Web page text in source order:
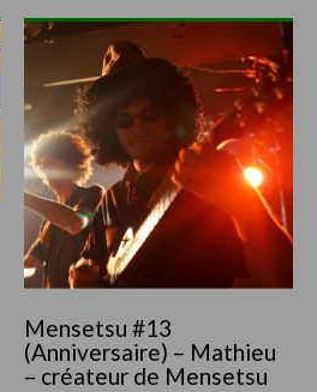
Mensetsu #13
(Anniversaire) – Mathieu
– créateur de Mensetsu